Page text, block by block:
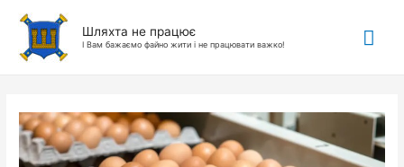
Шляхта не працює
І Вам бажаємо файно жити і не працювати важко!